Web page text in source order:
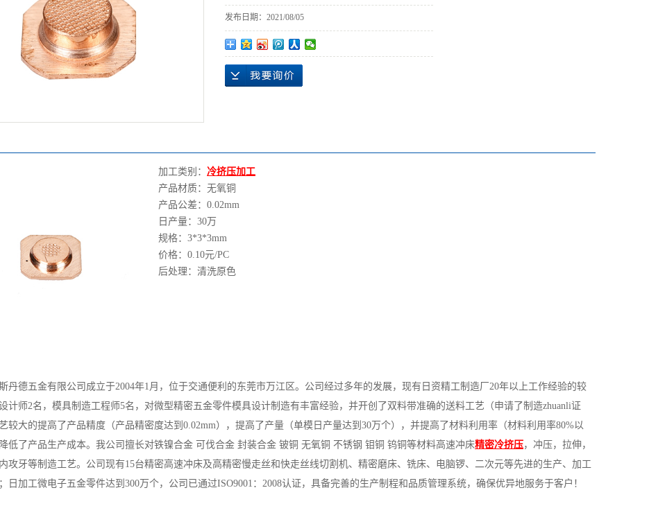
发布日期： 2021/08/05
加工类别： 冷挤压加工
产品材质：无氧铜
产品公差：0.02mm
日产量：30万
规格：3*3*3mm
价格：0.10元/PC
后处理：清洗原色
丹德五金有限公司成立于2004年1月，位于交通便利的东莞市万江区。公司经过多年的发展，现有日资精工制造厂20年以上工作经验的较
计师2名，模具制造工程师5名，对微型精密五金零件模具设计制造有丰富经验，并开创了双料带准确的送料工艺（申请了制造zhuanli证
较大的提高了产品精度（产品精密度达到0.02mm），提高了产量（单模日产量达到30万个），并提高了材料利用率（材料利用率80%以
降低了产品生产成本。我公司擅长对铁镍合金 可伐合金 封装合金 铍铜 无氧铜 不锈钢 钼铜 钨铜等材料高速冲床精密冷挤压，冲压，拉伸，
攻牙等制造工艺。公司现有15台精密高速冲床及高精密慢走丝和快走丝线切割机、精密磨床、铣床、电脑锣、二次元等先进的生产、加工
日加工微电子五金零件达到300万个，公司已通过ISO9001：2008认证，具备完善的生产制程和品质管理系统，确保优异地服务于客户！